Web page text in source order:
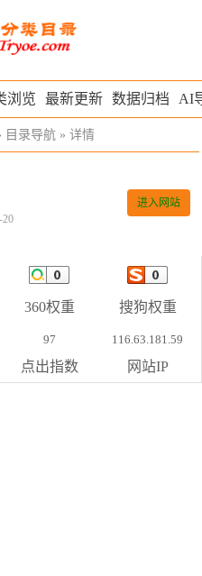
浏览 最新更新 数据归档 AI
目录导航 » 详情
20
进入网站
360权重 搜狗权重
97
点出指数
116.63.181.59
网站IP